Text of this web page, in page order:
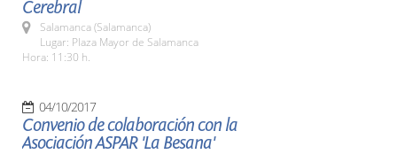
Cerebral
Salamanca (Salamanca)
Lugar: Plaza Mayor de Salamanca
Hora: 11:30 h.
04/10/2017
Convenio de colaboración con la
Asociación ASPAR 'La Besana'